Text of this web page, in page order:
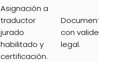
Asignación a
traductor
jurado
habilitado y
certificación.
Documento
con validez
legal.